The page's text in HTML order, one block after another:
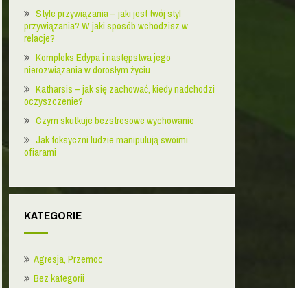
Style przywiązania – jaki jest twój styl
przywiązania? W jaki sposób wchodzisz w
relacje?
Kompleks Edypa i następstwa jego
nierozwiązania w dorosłym życiu
Katharsis – jak się zachować, kiedy nadchodzi
oczyszczenie?
Czym skutkuje bezstresowe wychowanie
Jak toksyczni ludzie manipulują swoimi
ofiarami
KATEGORIE
Agresja, Przemoc
Bez kategorii